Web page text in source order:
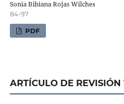
Sonia Bibiana Rojas Wilches
84-97
PDF
ARTÍCULO DE REVISIÓN